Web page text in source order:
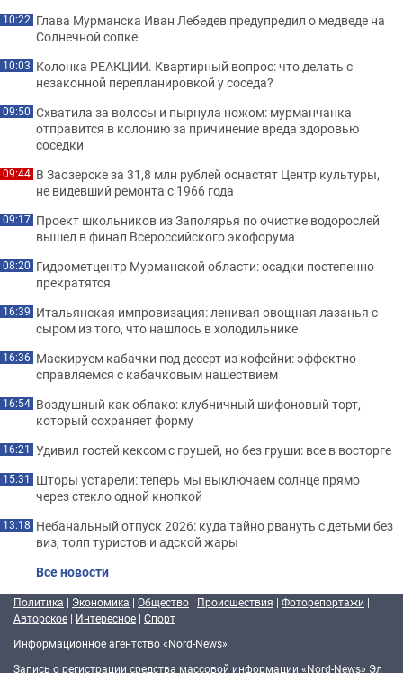
10:22 Глава Мурманска Иван Лебедев предупредил о медведе на
Солнечной сопке
10:03 Колонка РЕАКЦИИ. Квартирный вопрос: что делать с
незаконной перепланировкой у соседа?
09:50 Схватила за волосы и пырнула ножом: мурманчанка
отправится в колонию за причинение вреда здоровью
соседки
09:44 В Заозерске за 31,8 млн рублей оснастят Центр культуры,
не видевший ремонта с 1966 года
09:17 Проект школьников из Заполярья по очистке водорослей
вышел в финал Всероссийского экофорума
08:20 Гидрометцентр Мурманской области: осадки постепенно
прекратятся
16:39 Итальянская импровизация: ленивая овощная лазанья с
сыром из того, что нашлось в холодильнике
16:36 Маскируем кабачки под десерт из кофейни: эффектно
справляемся с кабачковым нашествием
16:54 Воздушный как облако: клубничный шифоновый торт,
который сохраняет форму
16:21 Удивил гостей кексом с грушей, но без груши: все в восторге
15:31 Шторы устарели: теперь мы выключаем солнце прямо
через стекло одной кнопкой
13:18 Небанальный отпуск 2026: куда тайно рвануть с детьми без
виз, толп туристов и адской жары
Все новости
Политика | Экономика | Общество | Происшествия | Фоторепортажи |
Авторское | Интересное | Спорт
Информационное агентство «Nord-News»
Запись о регистрации средства массовой информации «Nord-News» Эл